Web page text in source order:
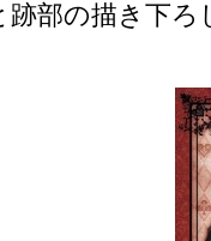
の描き下ろし